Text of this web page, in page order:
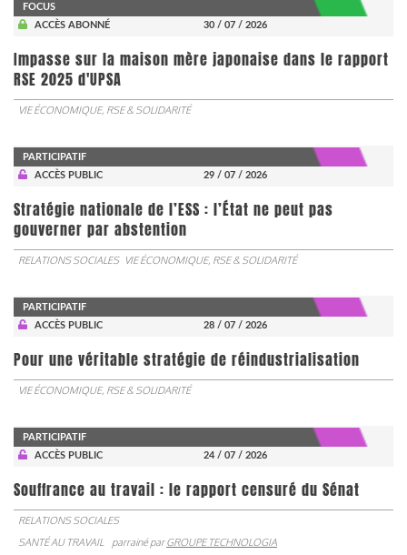
FOCUS
ACCÈS ABONNÉ
30 / 07 / 2026
Impasse sur la maison mère japonaise dans le rapport
RSE 2025 d'UPSA
VIE ÉCONOMIQUE, RSE & SOLIDARITÉ
PARTICIPATIF
ACCÈS PUBLIC
29 / 07 / 2026
Stratégie nationale de l’ESS : l’État ne peut pas
gouverner par abstention
RELATIONS SOCIALES VIE ÉCONOMIQUE, RSE & SOLIDARITÉ
PARTICIPATIF
ACCÈS PUBLIC
28 / 07 / 2026
Pour une véritable stratégie de réindustrialisation
VIE ÉCONOMIQUE, RSE & SOLIDARITÉ
PARTICIPATIF
ACCÈS PUBLIC
24 / 07 / 2026
Souffrance au travail : le rapport censuré du Sénat
RELATIONS SOCIALES
SANTÉ AU TRAVAIL
parrainé parGROUPE TECHNOLOGIA